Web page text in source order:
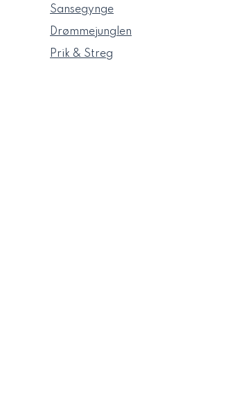
Sansegynge
Drømmejunglen
Prik & Streg